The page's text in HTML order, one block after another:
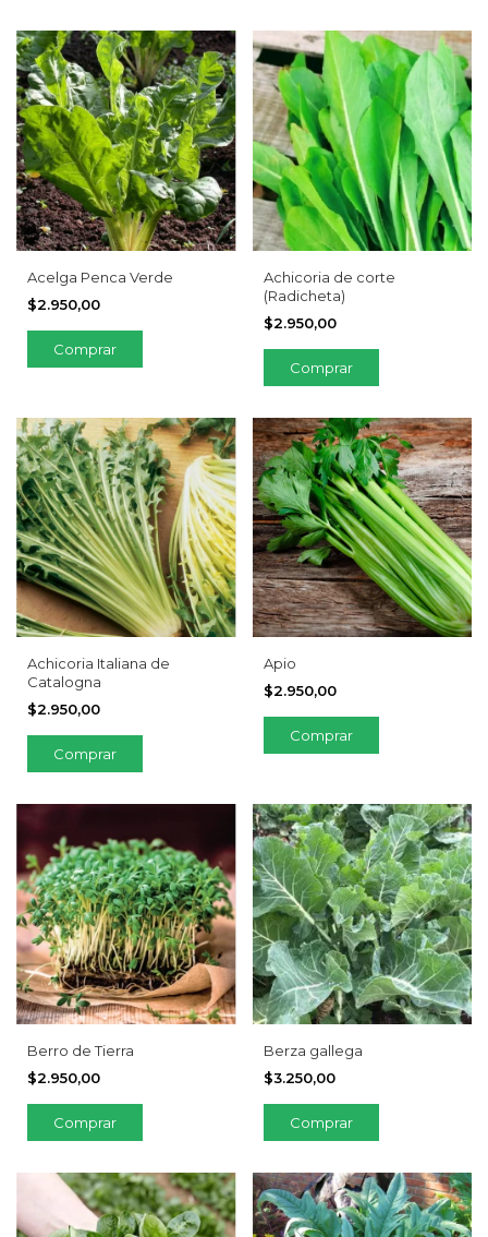
Acelga Penca Verde
$2.950,00
Achicoria de corte
(Radicheta)
$2.950,00
Achicoria Italiana de
Catalogna
$2.950,00
Apio
$2.950,00
Berro de Tierra
$2.950,00
Berza gallega
$3.250,00